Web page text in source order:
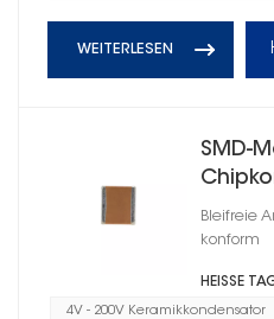
WEITERLESEN
SMD-
Bleifreie
konform
HEISSE
4V - 200V Keramikkondensator